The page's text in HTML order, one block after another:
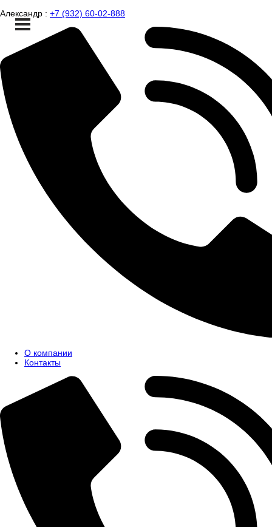
Александр : +7 (932) 60-02-888
О компании
Контакты